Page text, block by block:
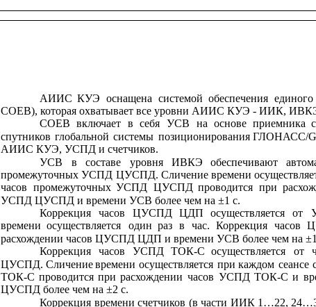
АИИС КУЭ оснащена системой обеспечения единого
СОЕВ), которая охватывает все уровни АИИС КУЭ - ИИК,
СОЕВ включает в себя УСВ на основе приемника
спутников глобальной системы позиционирования ГЛОНАСС/
АИИС КУЭ, УСПД и счетчиков.
УСВ
в составе уровня ИВКЭ обеспечивают
промежуточных УСПД ЦУСПД. Сличение времени
часов промежуточных УСПД ЦУСПД проводится при
УСПД ЦУСПД и времени УСВ более чем на ±1 с.
Коррекция
часов ЦУСПД ЦДП осуществляется от
времени осуществляется один раз в час. Коррекция часов
расхождении часов ЦУСПД ЦДП и времени УСВ более чем на
Коррекция
часов УСПД ТОК-С осуществляется от
ЦУСПД. Сличение времени осуществляется при каждом сеансе
ТОК-С проводится при расхождении часов УСПД ТОК-С и
ЦУСПД более чем на ±2 с.
Коррекция времени счетчиков (в части ИИК 1…22,